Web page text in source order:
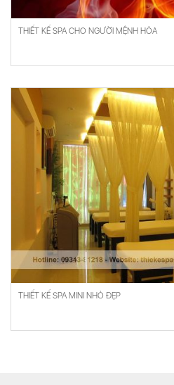
THIẾT KẾ SPA CHO NGƯỜI MỆNH HỎA
THIẾT KẾ SPA MINI NHỎ ĐẸP